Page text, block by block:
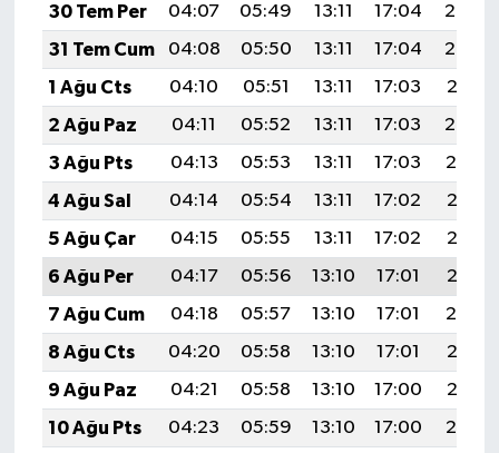
30 Tem Per
04:07 05:49 13:11 17:04
20:23
31 Tem Cum
04:08 05:50 13:11 17:04
20:22
1 Ağu Cts
04:10 05:51 13:11 17:03
20:21
2 Ağu Paz
04:11 05:52 13:11 17:03
20:20
3 Ağu Pts
04:13 05:53 13:11 17:03
20:19
4 Ağu Sal
04:14 05:54 13:11 17:02
20:17
5 Ağu Çar
04:15 05:55 13:11 17:02
20:16
6 Ağu Per
04:17 05:56 13:10 17:01
20:15
7 Ağu Cum
04:18 05:57 13:10 17:01
20:14
8 Ağu Cts
04:20 05:58 13:10 17:01
20:13
9 Ağu Paz
04:21 05:58 13:10 17:00
20:12
10 Ağu Pts
04:23 05:59 13:10 17:00
20:10